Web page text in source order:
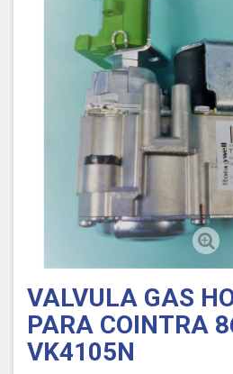
VALVULA GAS
PARA COINTRA
VK4105N